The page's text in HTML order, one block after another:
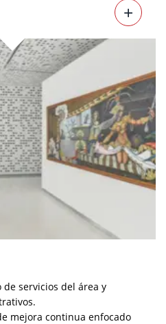
+
de servicios del área y
mejora continua enfocado